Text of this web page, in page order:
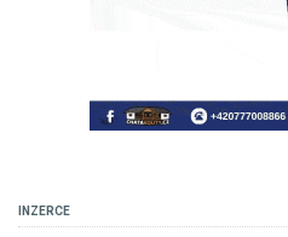
INZERCE